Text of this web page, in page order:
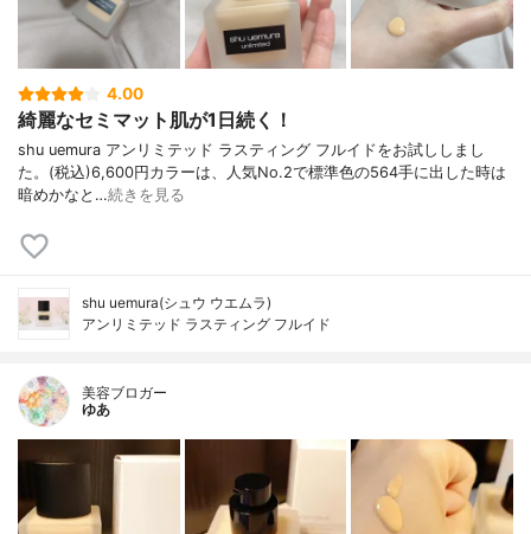
4.00
綺麗なセミマット肌が1日続く！
shu uemura アンリミテッド ラスティング フルイドをお試ししまし
た。(税込)6,600円カラーは、人気No.2で標準色の564手に出した時は
暗めかなと…続きを見る
shu uemura(シュウ ウエムラ)
アンリミテッド ラスティング フルイド
美容ブロガー
ゆあ